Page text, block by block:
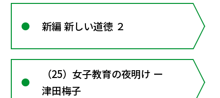
新編 新しい道徳 ２
（25）女子教育の夜明け ー
津田梅子